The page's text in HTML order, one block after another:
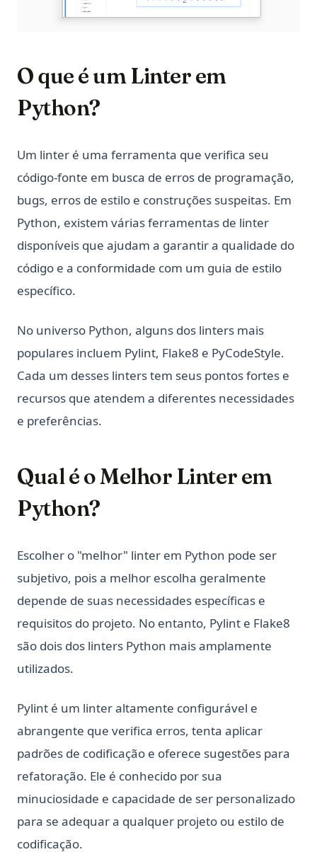
O que é um Linter em
Python?
Um linter é uma ferramenta que verifica seu
código-fonte em busca de erros de programação,
bugs, erros de estilo e construções suspeitas. Em
Python, existem várias ferramentas de linter
disponíveis que ajudam a garantir a qualidade do
código e a conformidade com um guia de estilo
específico.
No universo Python, alguns dos linters mais
populares incluem Pylint, Flake8 e PyCodeStyle.
Cada um desses linters tem seus pontos fortes e
recursos que atendem a diferentes necessidades
e preferências.
Qual é o Melhor Linter em
Python?
Escolher o "melhor" linter em Python pode ser
subjetivo, pois a melhor escolha geralmente
depende de suas necessidades específicas e
requisitos do projeto. No entanto, Pylint e Flake8
são dois dos linters Python mais amplamente
utilizados.
Pylint é um linter altamente configurável e
abrangente que verifica erros, tenta aplicar
padrões de codificação e oferece sugestões para
refatoração. Ele é conhecido por sua
minuciosidade e capacidade de ser personalizado
para se adequar a qualquer projeto ou estilo de
codificação.